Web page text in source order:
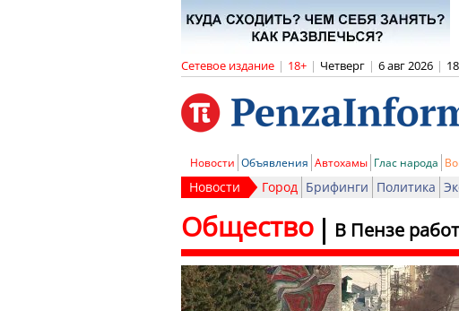
Сетевое издание | 18+ | Четверг | 6 авг 2026 |
Новости Объявления Автохамы Глас народа
Новости Город Брифинги Политика
В Пензе
Общество